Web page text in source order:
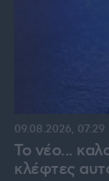
Το νέο...
κλέφτες
09.08.2026, 07:29